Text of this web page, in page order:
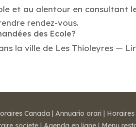
et au alentour en consultant
rendez-vous.
des Ecole?
la ville de Les Thioleyres —
Canada | Annuario orari |